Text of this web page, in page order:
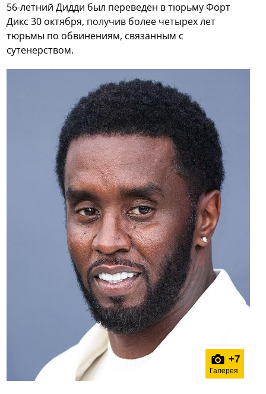
56-летний Дидди был переведен в тюрьму Форт
Дикс 30 октября, получив более четырех лет
тюрьмы по обвинениям, связанным с
сутенерством.
+7
Галерея